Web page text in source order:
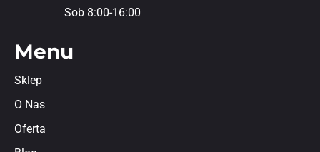
Sob 8:00-16:00
Menu
Sklep
O Nas
Oferta